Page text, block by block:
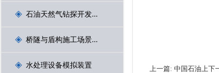
石油天然气钻探开发...
桥隧与盾构施工场景...
水处理设备模拟装置 上一篇: 中国石油上下